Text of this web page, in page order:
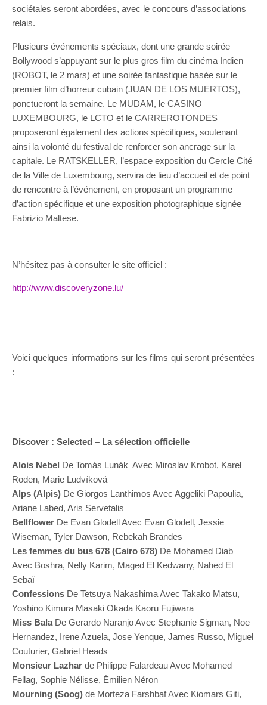
sociétales seront abordées, avec le concours d’associations
relais.
Plusieurs événements spéciaux, dont une grande soirée
Bollywood s’appuyant sur le plus gros film du cinéma Indien
(ROBOT, le 2 mars) et une soirée fantastique basée sur le
premier film d’horreur cubain (JUAN DE LOS MUERTOS),
ponctueront la semaine. Le MUDAM, le CASINO
LUXEMBOURG, le LCTO et le CARREROTONDES
proposeront également des actions spécifiques, soutenant
ainsi la volonté du festival de renforcer son ancrage sur la
capitale. Le RATSKELLER, l’espace exposition du Cercle Cité
de la Ville de Luxembourg, servira de lieu d’accueil et de point
de rencontre à l’événement, en proposant un programme
d’action spécifique et une exposition photographique signée
Fabrizio Maltese.
N’hésitez pas à consulter le site officiel :
http://www.discoveryzone.lu/
Voici quelques informations sur les films qui seront présentées
:
Discover : Selected – La sélection officielle
Alois Nebel De Tomás Lunák Avec Miroslav Krobot, Karel
Roden, Marie Ludvíková
Alps (Alpis) De Giorgos Lanthimos Avec Aggeliki Papoulia,
Ariane Labed, Aris Servetalis
Bellflower De Evan Glodell Avec Evan Glodell, Jessie
Wiseman, Tyler Dawson, Rebekah Brandes
Les femmes du bus 678 (Cairo 678) De Mohamed Diab
Avec Boshra, Nelly Karim, Maged El Kedwany, Nahed El
Sebaï
Confessions De Tetsuya Nakashima Avec Takako Matsu,
Yoshino Kimura Masaki Okada Kaoru Fujiwara
Miss BalaDe Gerardo Naranjo Avec Stephanie Sigman, Noe
Hernandez, Irene Azuela, Jose Yenque, James Russo, Miguel
Couturier, Gabriel Heads
Monsieur Lazhar de Philippe Falardeau Avec Mohamed
Fellag, Sophie Nélisse, Émilien Néron
Mourning (Soog) de Morteza Farshbaf Avec Kiomars Giti,